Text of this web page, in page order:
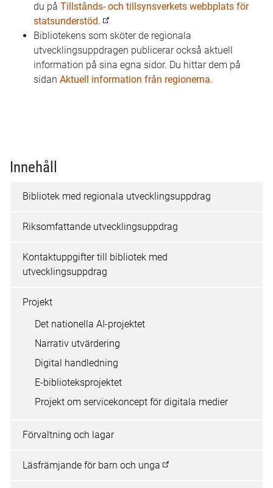
du på Tillstånds- och tillsynsverkets webbplats för
statsunderstöd.
Bibliotekens som sköter de regionala
utvecklingsuppdragen publicerar också aktuell
information på sina egna sidor. Du hittar dem på
sidan Aktuell information från regionerna.
Innehåll
Bibliotek med regionala utvecklingsuppdrag
Riksomfattande utvecklingsuppdrag
Kontaktuppgifter till bibliotek med
utvecklingsuppdrag
Projekt
Det nationella AI-projektet
Narrativ utvärdering
Digital handledning
E-biblioteksprojektet
Projekt om servicekoncept för digitala medier
Förvaltning och lagar
Läsfrämjande för barn och unga